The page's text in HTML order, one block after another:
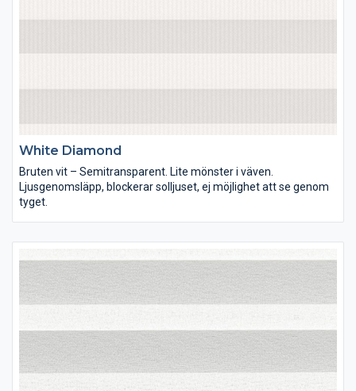
White Diamond
Bruten vit – Semitransparent. Lite mönster i väven.
Ljusgenomsläpp, blockerar solljuset, ej möjlighet att se genom
tyget.